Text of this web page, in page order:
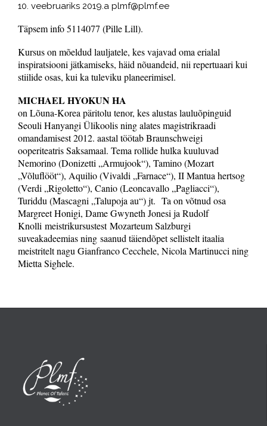
10. veebruariks 2019.a plmf@plmf.ee
Täpsem info 5114077 (Pille Lill).
Kursus on mõeldud lauljatele, kes vajavad oma erialal
inspiratsiooni jätkamiseks, häid nõuandeid, nii repertuaari kui
stiilide osas, kui ka tuleviku planeerimisel.
MICHAEL HYOKUN HA
on Lõuna-Korea päritolu tenor, kes alustas lauluõpinguid
Seouli Hanyangi Ülikoolis ning alates magistrikraadi
omandamisest 2012. aastal töötab Braunschweigi
ooperiteatris Saksamaal. Tema rollide hulka kuuluvad
Nemorino (Donizetti „Armujook“), Tamino (Mozart
„Võluflööt“), Aquilio (Vivaldi „Farnace“), II Mantua hertsog
(Verdi „Rigoletto“), Canio (Leoncavallo „Pagliacci“),
Turiddu (Mascagni „Talupoja au“) jt. Ta on võtnud osa
Margreet Honigi, Dame Gwyneth Jonesi ja Rudolf
Knolli meistrikursustest Mozarteum Salzburgi
suveakadeemias ning saanud täiendõpet sellistelt itaalia
meistritelt nagu Gianfranco Cecchele, Nicola Martinucci ning
Mietta Sighele.